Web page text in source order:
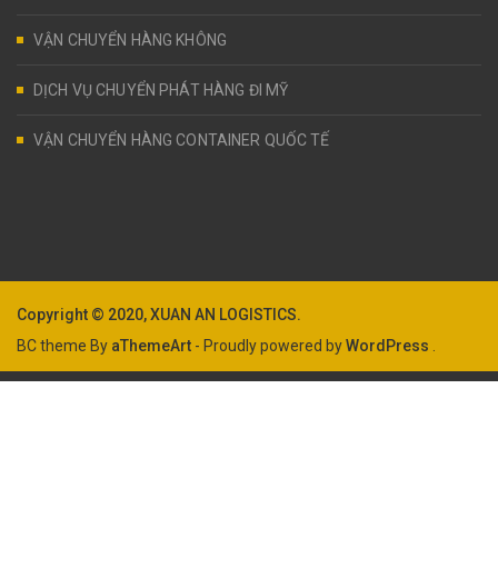
VẬN CHUYỂN HÀNG KHÔNG
DỊCH VỤ CHUYỂN PHÁT HÀNG ĐI MỸ
VẬN CHUYỂN HÀNG CONTAINER QUỐC TẾ
Copyright © 2020, XUAN AN LOGISTICS.
BC theme By aThemeArt - Proudly powered byWordPress